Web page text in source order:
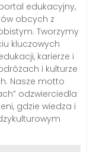
edukacyjny,
obcych z
Tworzymy
kluczowych
karierze i
i kulturze
Nasze motto
odzwierciedla
gdzie wiedza i